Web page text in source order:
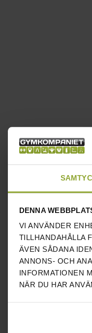
DENNA
VI ANVÄNDER
TILLHANDAHÅLLA
ÄVEN SÅDANA
ANNONS- OCH
INFORMATIONEN
NÄR DU HAR